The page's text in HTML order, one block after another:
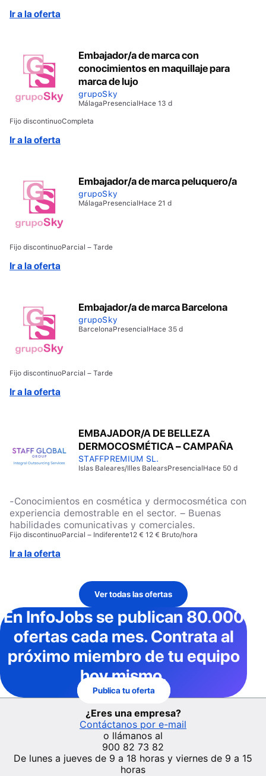
Ir a la oferta
Embajador/a de marca con
conocimientos en maquillaje para
marca de lujo
grupoSky
MálagaPresencialHace 13 d
Fijo discontinuoCompleta
Ir a la oferta
Embajador/a de marca peluquero/a
grupoSky
MálagaPresencialHace 21 d
Fijo discontinuoParcial – Tarde
Ir a la oferta
Embajador/a de marca Barcelona
grupoSky
BarcelonaPresencialHace 35 d
Fijo discontinuoParcial – Tarde
Ir a la oferta
EMBAJADOR/A DE BELLEZA
DERMOCOSMÉTICA – CAMPAÑA
STAFFPREMIUM SL.
Islas Baleares/Illes BalearsPresencialHace 50 d
-Conocimientos en cosmética y dermocosmética con
experiencia demostrable en el sector. – Buenas
habilidades comunicativas y comerciales.
Fijo discontinuoParcial – Indiferente12 € 12 € Bruto/hora
Ir a la oferta
Ver todas las ofertas
En InfoJobsse publican 80.000
ofertas cada mes. Contrata al
próximo miembro de tu equipo
hoy mismo.
Publica tu oferta
¿Eres una empresa?
Contáctanos por e-mail
o llámanos al
900 82 73 82
De lunes a jueves de 9 a 18 horas y viernes de 9 a 15
horas